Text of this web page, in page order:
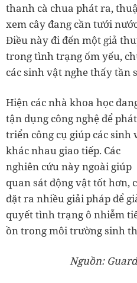
thanh cà chua phát ra,
xem cây đang cần tưới
Điều này đi đến một giả
trong tình trạng ốm yếu,
các sinh vật nghe thấy tần
Hiện các nhà khoa học
tận dụng công nghệ để phát
triển công cụ giúp các sinh
khác nhau giao tiếp. Các
nghiên cứu này ngoài giúp
quan sát động vật tốt hơn,
đặt ra nhiều giải pháp để
quyết tình trạng ô nhiễm
ồn trong môi trường sinh
Nguồn: